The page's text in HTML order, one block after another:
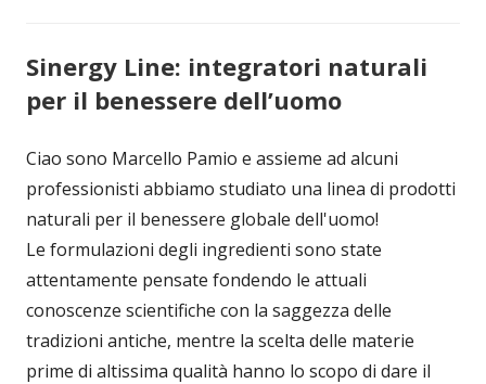
Sinergy Line: integratori naturali
per il benessere dell’uomo
Ciao sono Marcello Pamio e assieme ad alcuni
professionisti abbiamo studiato una linea di prodotti
naturali per il benessere globale dell'uomo!
Le formulazioni degli ingredienti sono state
attentamente pensate fondendo le attuali
conoscenze scientifiche con la saggezza delle
tradizioni antiche, mentre la scelta delle materie
prime di altissima qualità hanno lo scopo di dare il